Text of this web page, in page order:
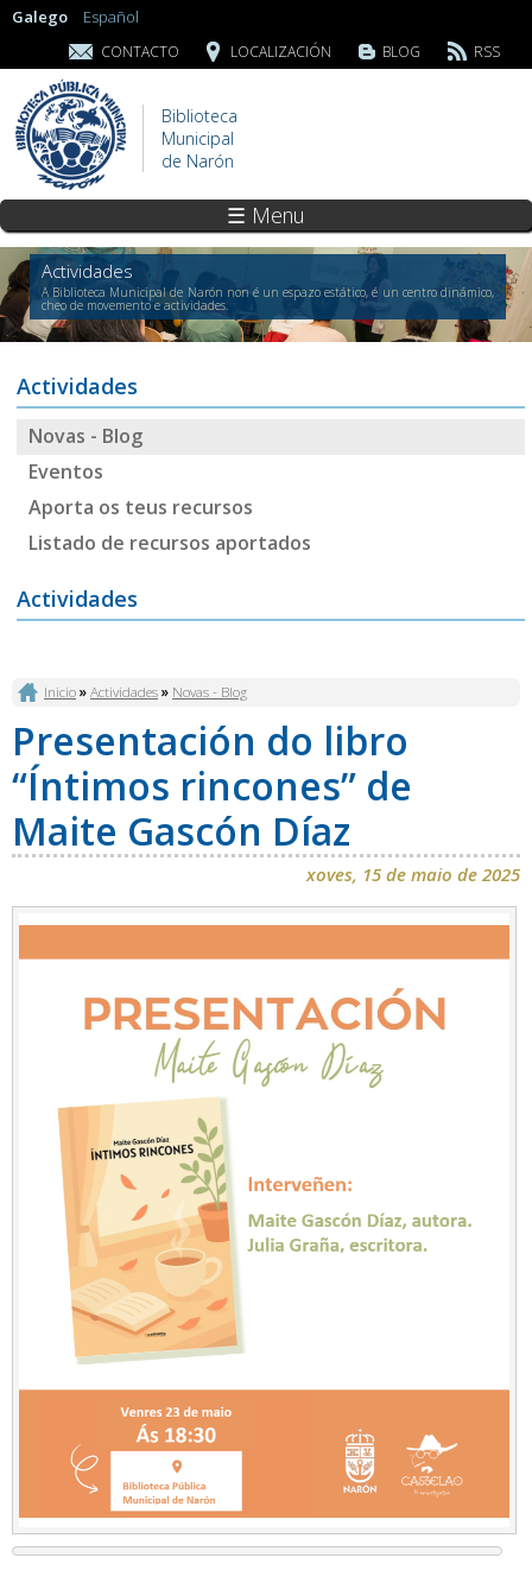
Galego Español
CONTACTO LOCALIZACIÓN BLOG RSS
Biblioteca
Municipal
de Narón
☰ Menu
Actividades
A Biblioteca Municipal de Narón non é un espazo estático, é un centro dinámico,
cheo de movemento e actividades.
Actividades
Novas - Blog
Eventos
Aporta os teus recursos
Listado de recursos aportados
Actividades
Vostede está aquí
Inicio»Actividades» Novas - Blog
Presentación do libro
“Íntimos rincones” de
Maite Gascón Díaz
xoves, 15 de maio de 2025